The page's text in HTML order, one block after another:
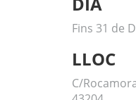
Fins 31 de
LLOC
C/